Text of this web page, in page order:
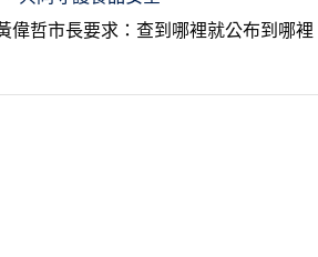
偉哲市長要求：查到哪裡就公布到哪裡